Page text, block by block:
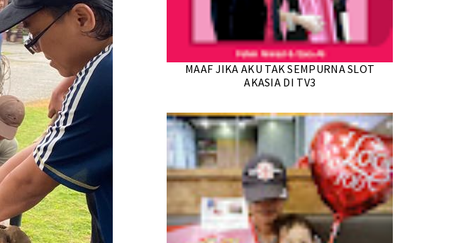
MAAF JIKA AKU TAK SEMPURNA SLOT
AKASIA DI TV3